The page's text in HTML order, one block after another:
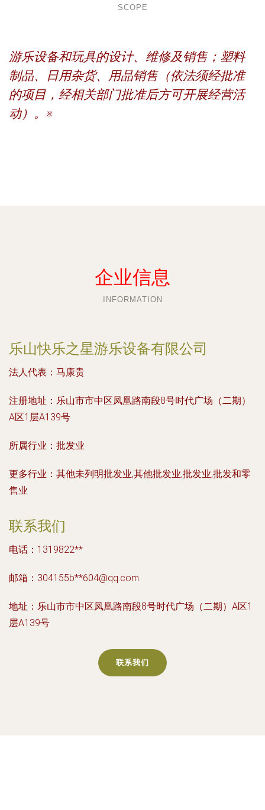
SCOPE
游乐设备和玩具的设计、维修及销售；塑料
制品、日用杂货、用品销售（依法须经批准
的项目，经相关部门批准后方可开展经营活
动）。※
企业信息
INFORMATION
乐山快乐之星游乐设备有限公司
法人代表： 马康贵
注册地址： 乐山市市中区凤凰路南段8号时代广场（二期）
A区1层A139号
所属行业： 批发业
更多行业： 其他未列明批发业,其他批发业,批发业,批发和零
售业
联系我们
电话：1319822**
邮箱：304155b**604@qq.com
地址：乐山市市中区凤凰路南段8号时代广场（二期）A区1
层A139号
联系我们